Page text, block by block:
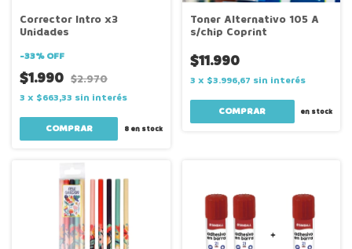
Corrector Intro x3
Unidades
-33%OFF
$1.990 $2.970
3 x $663,33 sin interés
8en stock
Toner Alternativo 105 A
s/chip Coprint
$11.990
3 x $3.996,67 sin interés
en stock